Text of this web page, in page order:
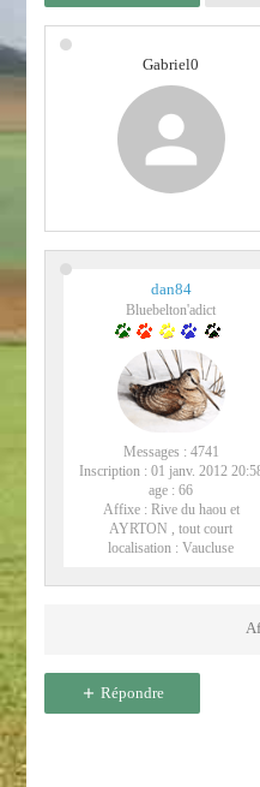
Gabriel0
dan84
Bluebelton'adict
Messages : 4741
Inscription : 01 janv. 2012
age : 66
Affixe : Rive du haou et
AYRTON , tout court
localisation : Vaucluse
Répondre